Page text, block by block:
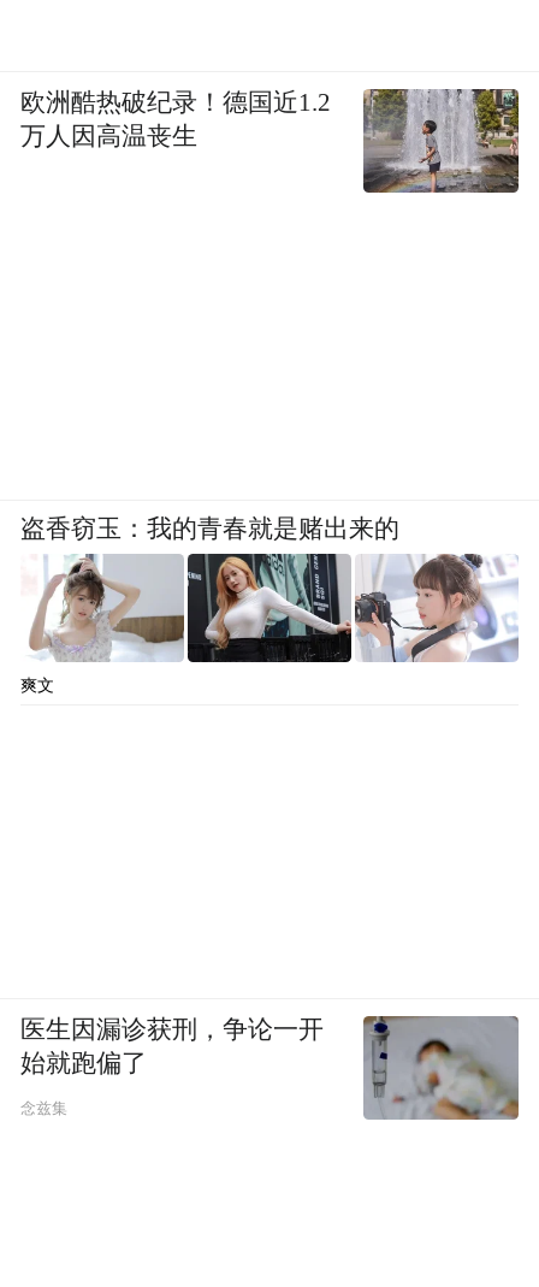
欧洲酷热破纪录！德国近1.2
万人因高温丧生
盗香窃玉：我的青春就是赌出来的
爽文
医生因漏诊获刑，争论一开
始就跑偏了
念兹集